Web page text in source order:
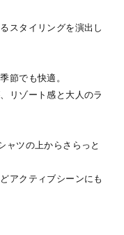
スタイリングを演出し
節でも快適。
リゾート感と大人のラ
ャツの上からさらっと
アクティブシーンにも